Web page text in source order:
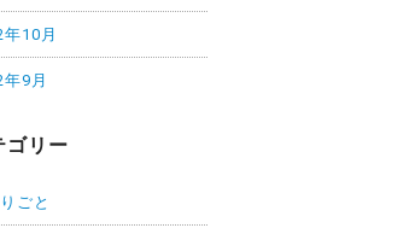
10月
9月
ゴリー
ごと